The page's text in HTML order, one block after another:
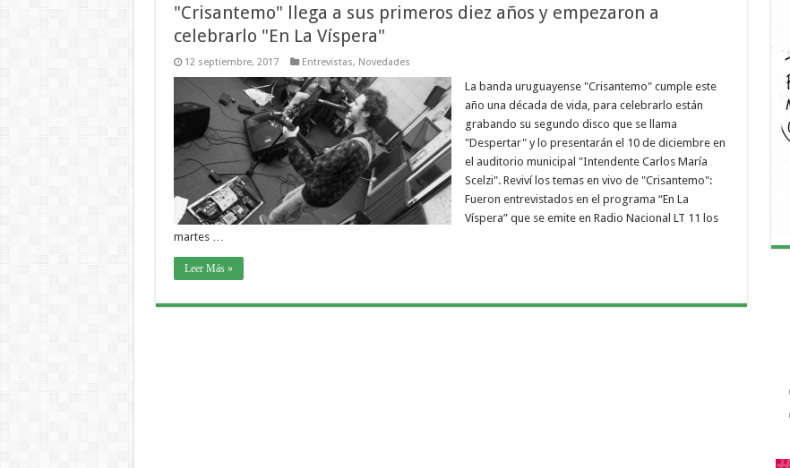
"Crisantemo" llega a sus primeros diez años y empezaron a
celebrarlo "En La Víspera"
12 septiembre, 2017 Entrevistas, Novedades
La banda uruguayense "Crisantemo" cumple este
año una década de vida, para celebrarlo están
grabando su segundo disco que se llama
"Despertar" y lo presentarán el 10 de diciembre en
el auditorio municipal "Intendente Carlos María
Scelzi". Reviví los temas en vivo de "Crisantemo":
Fueron entrevistados en el programa “En La
Víspera” que se emite en Radio Nacional LT 11 los
martes …
Leer Más »